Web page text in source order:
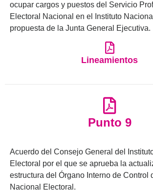
ocupar cargos y puestos del Servicio
Electoral Nacional en el Instituto
propuesta de la Junta General Ejecutiva.
Lineamientos
Punto 9
Acuerdo del Consejo General del
Electoral por el que se aprueba la
estructura del Órgano Interno de Control
Nacional Electoral.